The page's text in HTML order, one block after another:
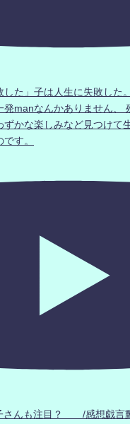
した」子は人生に失敗した
発manなんかありません、
ずかな楽しみなど見つけて
す。
さんも注目？ /感想戯言